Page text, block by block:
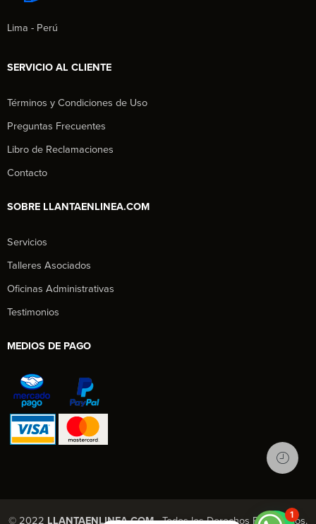
Lima - Perú
SERVICIO AL CLIENTE
Términos y Condiciones de Uso
Preguntas Frecuentes
Libro de Reclamaciones
Contacto
SOBRE LLANTAENLINEA.COM
Servicios
Talleres Asociados
Oficinas Administrativas
Testimonios
MEDIOS DE PAGO
© 2022 LLANTAENLINEA.COM- Todos los Derechos Reservados.
1